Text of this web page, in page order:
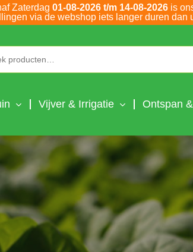
Zaterdag 01-08-2026 t/m 14-08-2026is
via de webshop iets langer duren dan
Vijver & Irrigatie Ontspan